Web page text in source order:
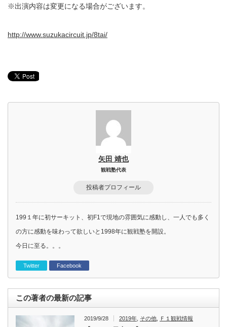
※出演内容は変更になる場合がございます。
http://www.suzukacircuit.jp/8tai/
矢田 靖也
観戦塾代表
投稿者プロフィール
199１年に初サーキット、初F1で現地の雰囲気に感動し、一人でも多く
の方に感動を味わって欲しいと1998年に観戦塾を開設。
今日に至る。。。
Twitter Facebook
この著者の最新の記事
2019/9/28 2019年, その他, Ｆ１観戦情報